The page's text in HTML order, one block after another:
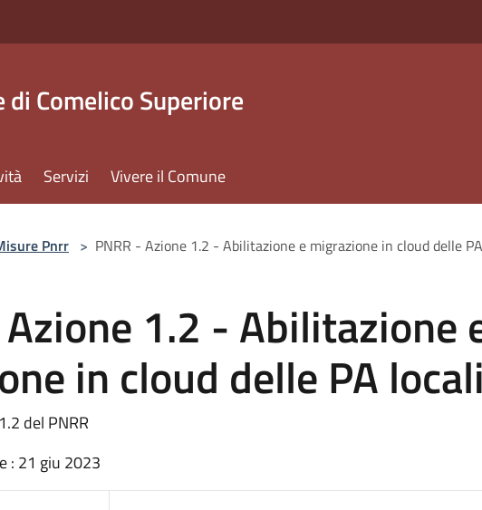
di Comelico Superiore
Servizi Vivere il Comune
Pnrr > PNRR - Azione 1.2 - Abilitazione e migrazione in cloud delle
1.2 - Abilitazione
in cloud delle PA locali
del PNRR
: 21 giu 2023